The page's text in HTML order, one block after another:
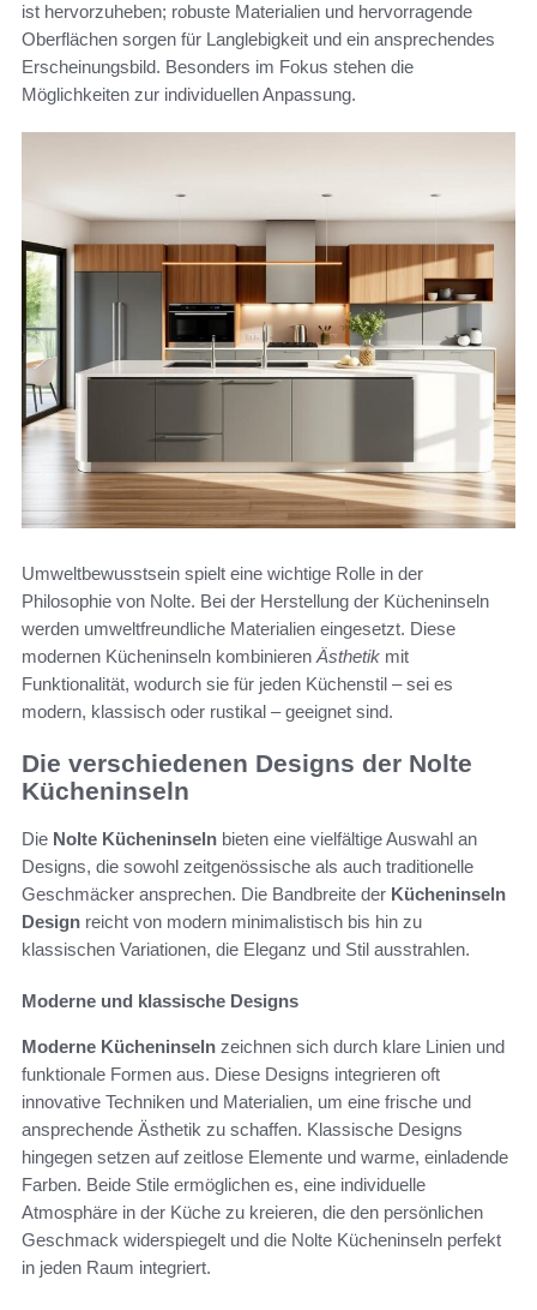
ist hervorzuheben; robuste Materialien und hervorragende
Oberflächen sorgen für Langlebigkeit und ein ansprechendes
Erscheinungsbild. Besonders im Fokus stehen die
Möglichkeiten zur individuellen Anpassung.
Umweltbewusstsein spielt eine wichtige Rolle in der
Philosophie von Nolte. Bei der Herstellung der Kücheninseln
werden umweltfreundliche Materialien eingesetzt. Diese
modernen Kücheninseln kombinieren Ästhetik mit
Funktionalität, wodurch sie für jeden Küchenstil – sei es
modern, klassisch oder rustikal – geeignet sind.
Die verschiedenen Designs der Nolte
Kücheninseln
Die Nolte Kücheninseln bieten eine vielfältige Auswahl an
Designs, die sowohl zeitgenössische als auch traditionelle
Geschmäcker ansprechen. Die Bandbreite der Kücheninseln
Design reicht von modern minimalistisch bis hin zu
klassischen Variationen, die Eleganz und Stil ausstrahlen.
Moderne und klassische Designs
Moderne Kücheninseln zeichnen sich durch klare Linien und
funktionale Formen aus. Diese Designs integrieren oft
innovative Techniken und Materialien, um eine frische und
ansprechende Ästhetik zu schaffen. Klassische Designs
hingegen setzen auf zeitlose Elemente und warme, einladende
Farben. Beide Stile ermöglichen es, eine individuelle
Atmosphäre in der Küche zu kreieren, die den persönlichen
Geschmack widerspiegelt und die Nolte Kücheninseln perfekt
in jeden Raum integriert.